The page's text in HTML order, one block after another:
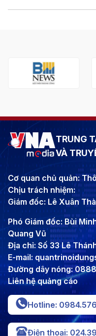
TRUNG
VÀ
Cơ quan chủ quản:
Chịu trách nhiệm:
Giám đốc: Lê Xuân
Phó Giám đốc: Bùi
Quang Vũ
Địa chỉ: Số 33 Lê
E-mail:
Đường dây nóng: 0888
Liên hệ quảng cáo
Hotline:
Điện thoại: